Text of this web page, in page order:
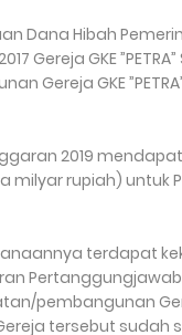
Dana Hibah
Gereja GKE
Gereja GKE
2019
milyar rupiah) untuk
terdapat
pembangunan
tersebut sudah